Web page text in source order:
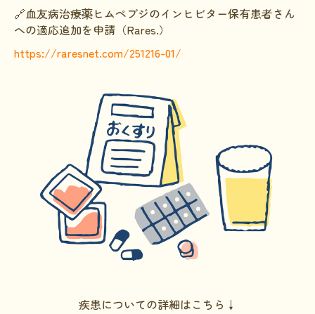
社会保障制度
難病研究班の情報発信
当サイトについて
会員登録のメリット
お問合せ
難病患者さんの生活と治療に関する実態調査
🔗血友病治療薬ヒムペブジのインヒビター保有患者さん
への適応追加を申請 （Rares.）
https://raresnet.com/251216-01/
疾患についての詳細はこちら↓